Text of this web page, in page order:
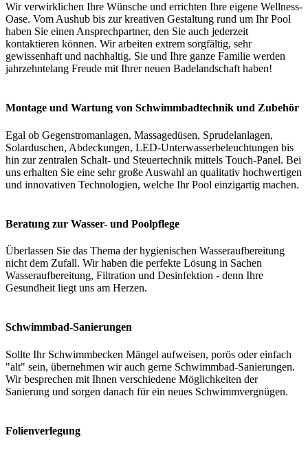
Wir verwirklichen Ihre Wünsche und errichten Ihre eigene Wellness-
Oase. Vom Aushub bis zur kreativen Gestaltung rund um Ihr Pool
haben Sie einen Ansprechpartner, den Sie auch jederzeit
kontaktieren können. Wir arbeiten extrem sorgfältig, sehr
gewissenhaft und nachhaltig. Sie und Ihre ganze Familie werden
jahrzehntelang Freude mit Ihrer neuen Badelandschaft haben!
Montage und Wartung von Schwimmbadtechnik und Zubehör
Egal ob Gegenstromanlagen, Massagedüsen, Sprudelanlagen,
Solarduschen, Abdeckungen, LED-Unterwasserbeleuchtungen bis
hin zur zentralen Schalt- und Steuertechnik mittels Touch-Panel. Bei
uns erhalten Sie eine sehr große Auswahl an qualitativ hochwertigen
und innovativen Technologien, welche Ihr Pool einzigartig machen.
Beratung zur Wasser- und Poolpflege
Überlassen Sie das Thema der hygienischen Wasseraufbereitung
nicht dem Zufall. Wir haben die perfekte Lösung in Sachen
Wasseraufbereitung, Filtration und Desinfektion - denn Ihre
Gesundheit liegt uns am Herzen.
Schwimmbad-Sanierungen
Sollte Ihr Schwimmbecken Mängel aufweisen, porös oder einfach
"alt" sein, übernehmen wir auch gerne Schwimmbad-Sanierungen.
Wir besprechen mit Ihnen verschiedene Möglichkeiten der
Sanierung und sorgen danach für ein neues Schwimmvergnügen.
Folienverlegung